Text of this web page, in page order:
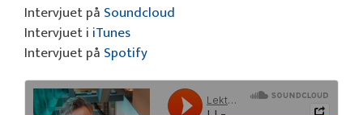
Intervjuet på Soundcloud
Intervjuet i iTunes
Intervjuet på Spotify